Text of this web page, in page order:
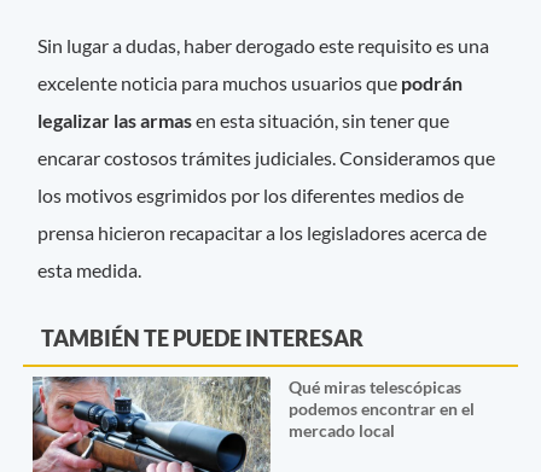
Sin lugar a dudas, haber derogado este requisito es una
excelente noticia para muchos usuarios que podrán
legalizar las armasen esta situación, sin tener que
encarar costosos trámites judiciales. Consideramos que
los motivos esgrimidos por los diferentes medios de
prensa hicieron recapacitar a los legisladores acerca de
esta medida.
TAMBIÉN TE PUEDE INTERESAR
Qué miras telescópicas
podemos encontrar en el
mercado local